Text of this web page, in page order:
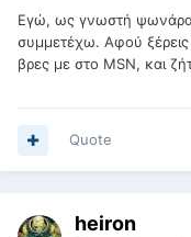
Εγώ, ως γνωστή
συμμετέχω. Αφού
βρες με στο MSN, και
Quote
heiron